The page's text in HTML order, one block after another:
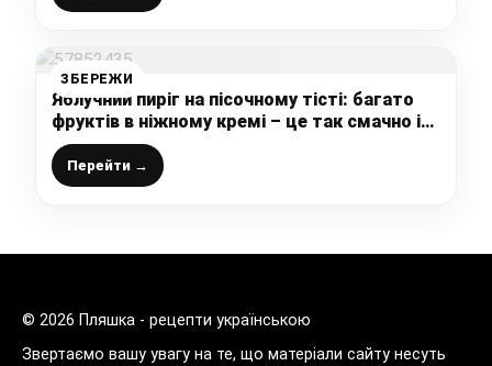
ЗБЕРЕЖИ
Яблучний пиріг на пісочному тісті: багато
фруктів в ніжному кремі – це так смачно і
соковито, що “рука сама тянеться” за ще
одним шматочком
Перейти →
© 2026 Пляшка - рецепти українською
Звертаємо вашу увагу на те, що матеріали сайту несуть